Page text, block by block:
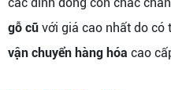
gỗ cũ với giá cao nhất do có
vận chuyển hàng hóa cao